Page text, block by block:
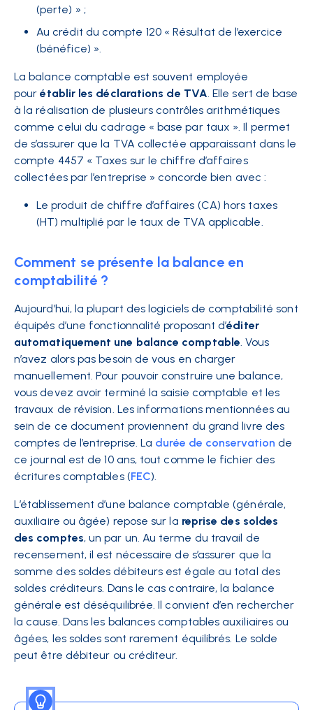
(perte) » ;
Au crédit du compte 120 « Résultat de l’exercice
(bénéfice) ».
La balance comptable est souvent employée
pour établir les déclarations de TVA. Elle sert de base
à la réalisation de plusieurs contrôles arithmétiques
comme celui du cadrage « base par taux ». Il permet
de s’assurer que la TVA collectée apparaissant dans le
compte 4457 « Taxes sur le chiffre d’affaires
collectées par l’entreprise » concorde bien avec :
Le produit de chiffre d’affaires (CA) hors taxes
(HT) multiplié par le taux de TVA applicable.
Comment se présente la balance en
comptabilité ?
Aujourd’hui, la plupart des logiciels de comptabilité sont
équipés d’une fonctionnalité proposant d’éditer
automatiquement une balance comptable. Vous
n’avez alors pas besoin de vous en charger
manuellement. Pour pouvoir construire une balance,
vous devez avoir terminé la saisie comptable et les
travaux de révision. Les informations mentionnées au
sein de ce document proviennent du grand livre des
comptes de l’entreprise. La durée de conservation de
ce journal est de 10 ans, tout comme le fichier des
écritures comptables (FEC).
L’établissement d’une balance comptable (générale,
auxiliaire ou âgée) repose sur la reprise des soldes
des comptes, un par un. Au terme du travail de
recensement, il est nécessaire de s’assurer que la
somme des soldes débiteurs est égale au total des
soldes créditeurs. Dans le cas contraire, la balance
générale est déséquilibrée. Il convient d’en rechercher
la cause. Dans les balances comptables auxiliaires ou
âgées, les soldes sont rarement équilibrés. Le solde
peut être débiteur ou créditeur.